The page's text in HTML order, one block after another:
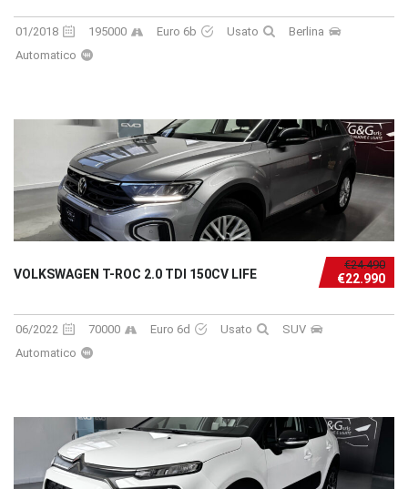
01/2018 195000 Euro 6b Usato
Berlina
Automatico
€24.490
€22.990
VOLKSWAGEN T-ROC 2.0 TDI 150CV LIFE
06/2022 70000 Euro 6d Usato
SUV
Automatico